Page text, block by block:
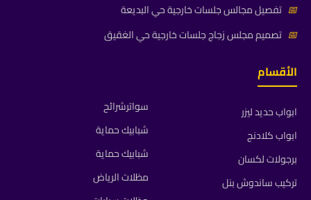
📅 تفصيل مجالس جلسات خارجية حي البديعة
📅 تصميم مجلس زجاج جلسات خارجية حي الغقيق
الأقسام
ابواب حديد ليزر
ابواب كلادنج
برجولات لكسان
تركيب ساندوش بنل
سواترشرائح
شبابيك حماية
شبابيك حماية
مظلات الرياض